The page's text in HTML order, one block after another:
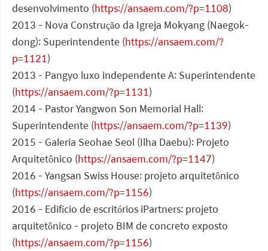
desenvolvimento (https://ansaem.com/?p=1108)
2013 - Nova Construção da Igreja Mokyang (Naegok-
dong): Superintendente (https://ansaem.com/?
p=1121)
2013 - Pangyo luxo independente A: Superintendente
(https://ansaem.com/?p=1131)
2014 - Pastor Yangwon Son Memorial Hall:
Superintendente (https://ansaem.com/?p=1139)
2015 - Galeria Seohae Seol (Ilha Daebu): Projeto
Arquitetônico (https://ansaem.com/?p=1147)
2016 - Yangsan Swiss House: projeto arquitetônico
(https://ansaem.com/?p=1156)
2016 - Edifício de escritórios iPartners: projeto
arquitetônico - projeto BIM de concreto exposto
(https://ansaem.com/?p=1156)